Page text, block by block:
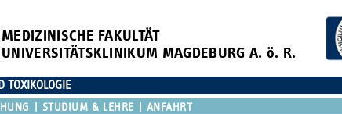
MEDIZINISCHE FAKULTÄT
UNIVERSITÄTSKLINIKUM MAGDEBURG A. ö. R.
TOXIKOLOGIE
STUDIUM & LEHRE ANFAHRT